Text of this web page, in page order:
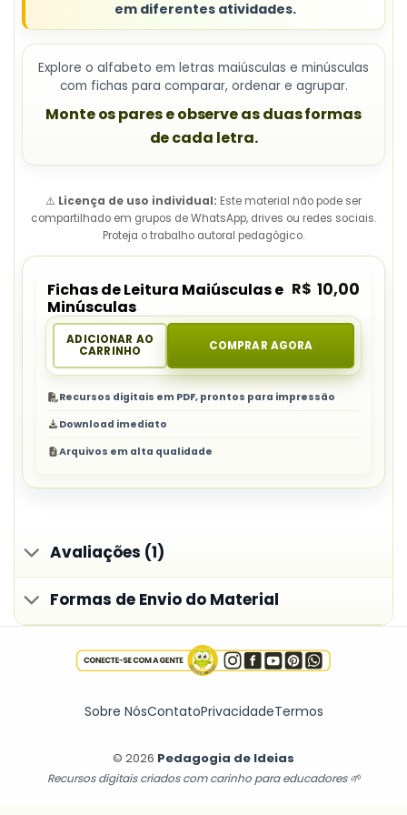
em diferentes atividades.
Explore o alfabeto em letras maiúsculas e minúsculas
com fichas para comparar, ordenar e agrupar.
Monte os parese observe as duas formas
de cada letra.
⚠️ Licença de uso individual: Este material não pode ser
compartilhado em grupos de WhatsApp, drives ou redes sociais.
Proteja o trabalho autoral pedagógico.
Fichas de Leitura Maiúsculas e
Minúsculas
R$ 10,00
ADICIONAR AO
CARRINHO
COMPRAR AGORA
Recursos digitais em PDF, prontos para impressão
Download imediato
Arquivos em alta qualidade
Avaliações (1)
Formas de Envio do Material
Sobre NósContatoPrivacidadeTermos
© 2026 Pedagogia de Ideias
Recursos digitais criados com carinho para educadores 🌱